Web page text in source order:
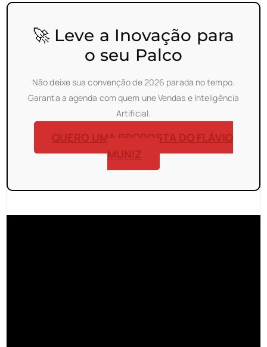
🚀 Leve a Inovação para
o seu Palco
Não deixe sua convenção de 2026 parada no tempo.
Garanta a agenda com quem une Vendas e Inteligência
Artificial.
QUERO UMA PROPOSTA DO FLÁVIO
MUNIZ